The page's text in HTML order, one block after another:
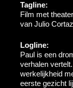
Tagline:
Film met
van Julio
Logline:
Paul is een
verhalen
werkelijkheid
eerste gezicht